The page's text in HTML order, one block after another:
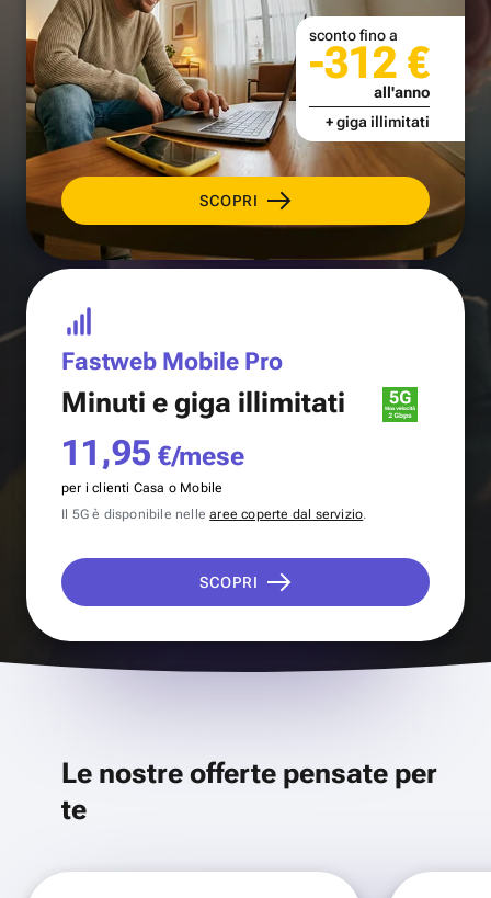
SCOPRI
sconto fino a
-312 €
all'anno
+ giga illimitati
Fastweb Mobile Pro
Minuti e giga illimitati
11,95 €/mese
per i clienti Casa o Mobile
Il 5G è disponibile nellearee coperte dal servizio.
SCOPRI
Le nostre offerte pensate per
te